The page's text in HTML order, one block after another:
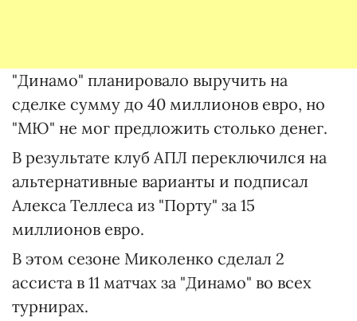
"Динамо" планировало выручить на
сделке сумму до 40 миллионов евро, но
"МЮ" не мог предложить столько денег.
В результате клуб АПЛ переключился на
альтернативные варианты и подписал
Алекса Теллеса из "Порту" за 15
миллионов евро.
В этом сезоне Миколенко сделал 2
ассиста в 11 матчах за "Динамо" во всех
турнирах.